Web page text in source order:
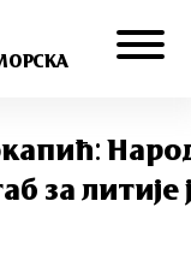
за литије